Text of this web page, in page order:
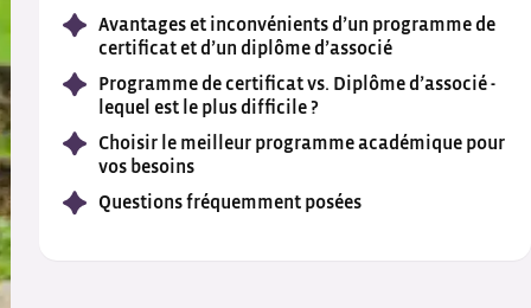
Avantages et inconvénients d’un programme de
certificat et d’un diplôme d’associé
Programme de certificat vs. Diplôme d’associé -
lequel est le plus difficile ?
Choisir le meilleur programme académique pour
vos besoins
Questions fréquemment posées